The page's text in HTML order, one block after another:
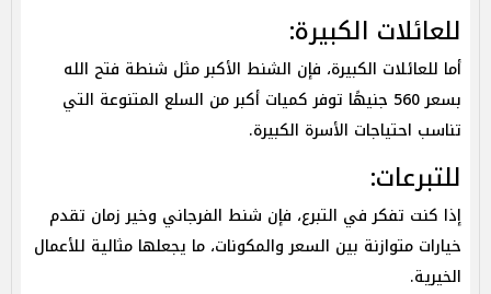
للعائلات الكبيرة:
أما للعائلات الكبيرة، فإن الشنط الأكبر مثل شنطة فتح الله
بسعر 560 جنيهًا توفر كميات أكبر من السلع المتنوعة التي
تناسب احتياجات الأسرة الكبيرة.
للتبرعات:
إذا كنت تفكر في التبرع، فإن شنط الفرجاني وخير زمان تقدم
خيارات متوازنة بين السعر والمكونات، ما يجعلها مثالية للأعمال
الخيرية.